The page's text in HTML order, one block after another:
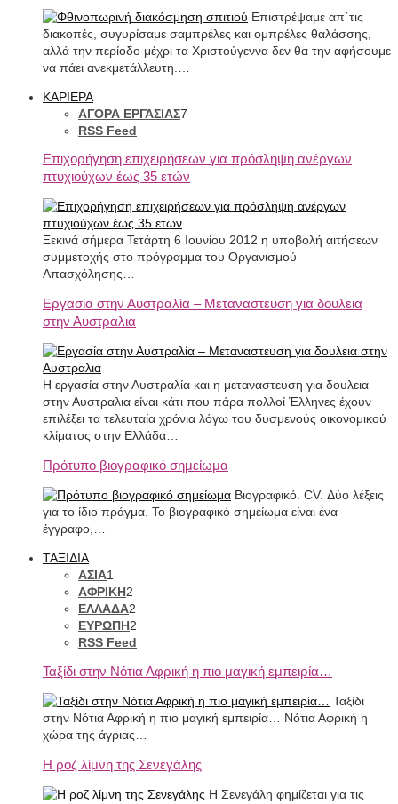
Επιστρέψαμε απ΄τις
διακοπές, συγυρίσαμε σαμπρέλες και ομπρέλες θαλάσσης,
αλλά την περίοδο μέχρι τα Χριστούγεννα δεν θα την αφήσουμε
να πάει ανεκμετάλλευτη.…
ΚΑΡΙΕΡΑ
ΑΓΟΡΑ ΕΡΓΑΣΙΑΣ7
RSS Feed
Επιχορήγηση επιχειρήσεων για πρόσληψη ανέργων
πτυχιούχων έως 35 ετών
Ξεκινά σήμερα Τετάρτη 6 Ιουνίου 2012 η υποβολή αιτήσεων
συμμετοχής στο πρόγραμμα του Οργανισμού
Απασχόλησης…
Εργασία στην Αυστραλία – Μεταναστευση για δουλεια
στην Αυστραλια
Η εργασία στην Αυστραλία και η μεταναστευση για δουλεια
στην Αυστραλια είναι κάτι που πάρα πολλοί Έλληνες έχουν
επιλέξει τα τελευταία χρόνια λόγω του δυσμενούς οικονομικού
κλίματος στην Ελλάδα…
Πρότυπο βιογραφικό σημείωμα
Βιογραφικό. CV. Δύο λέξεις
για το ίδιο πράγμα. Το βιογραφικό σημείωμα είναι ένα
έγγραφο,…
ΤΑΞΙΔΙΑ
ΑΣΙΑ1
ΑΦΡΙΚΗ2
ΕΛΛΑΔΑ2
ΕΥΡΩΠΗ2
RSS Feed
Ταξίδι στην Νότια Αφρική η πιο μαγική εμπειρία…
Ταξίδι
στην Νότια Αφρική η πιο μαγική εμπειρία… Νότια Αφρική η
χώρα της άγριας…
Η ροζ λίμνη της Σενεγάλης
Η Σενεγάλη φημίζεται για τις